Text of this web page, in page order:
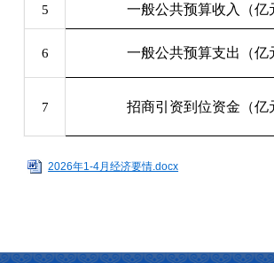
5 一般公共预算收入（亿
6 一般公共预算支出（亿
7 招商引资到位资金（亿
2026年1-4月经济要情.docx